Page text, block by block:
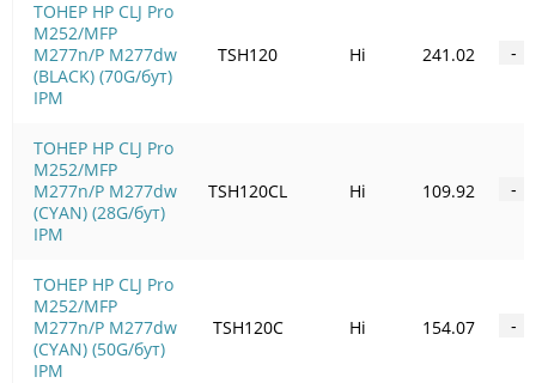
ТОНЕР HP CLJ Pro
M252/MFP
M277n/P M277dw
(BLACK) (70G/бут)
IPM
ТОНЕР HP CLJ Pro
M252/MFP
M277n/P M277dw
(CYAN) (28G/бут)
IPM
ТОНЕР HP CLJ Pro
M252/MFP
M277n/P M277dw
(CYAN) (50G/бут)
IPM
TSH120 Ні 241.02 -
TSH120CL Ні 109.92 -
TSH120C Ні 154.07 -